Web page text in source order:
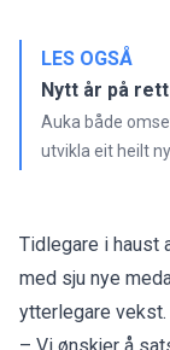
LES OGSÅ
Nytt år på
Auka både
utvikla eit heilt
Tidlegare i haust
med sju nye
ytterlegare vekst.